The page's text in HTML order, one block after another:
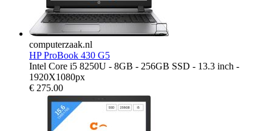
computerzaak.nl
HP ProBook 430 G5
Intel Core i5 8250U - 8GB - 256GB SSD - 13.3 inch -
1920X1080px
€ 275.00